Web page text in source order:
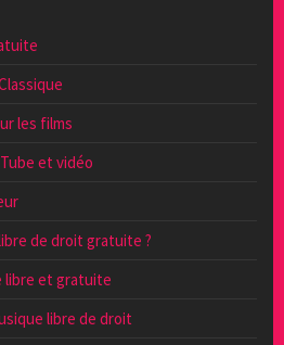
les films
et vidéo
de droit gratuite ?
libre et gratuite
libre de droit